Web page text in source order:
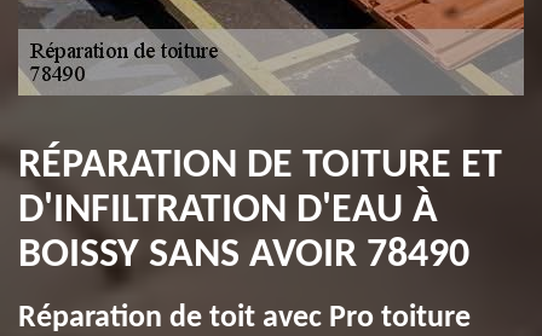
RÉPARATION DE TOITURE ET
D'INFILTRATION D'EAU À
BOISSY SANS AVOIR 78490
Réparation de toit avec Pro toiture